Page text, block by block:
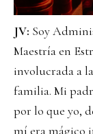
JV: Soy
Maestría en
involucrada a
familia. Mi
por lo que yo,
mí era mágico